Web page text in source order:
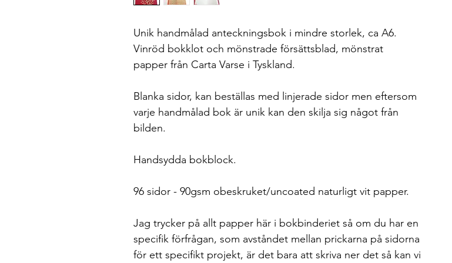
Unik handmålad anteckningsbok i mindre storlek, ca A6.
Vinröd bokklot och mönstrade försättsblad, mönstrat
papper från Carta Varse i Tyskland.
Blanka sidor, kan beställas med linjerade sidor men eftersom
varje handmålad bok är unik kan den skilja sig något från
bilden.
Handsydda bokblock.
96 sidor - 90gsm obeskruket/uncoated naturligt vit papper.
Jag trycker på allt papper här i bokbinderiet så om du har en
specifik förfrågan, som avståndet mellan prickarna på sidorna
för ett specifikt projekt, är det bara att skriva ner det så kan vi